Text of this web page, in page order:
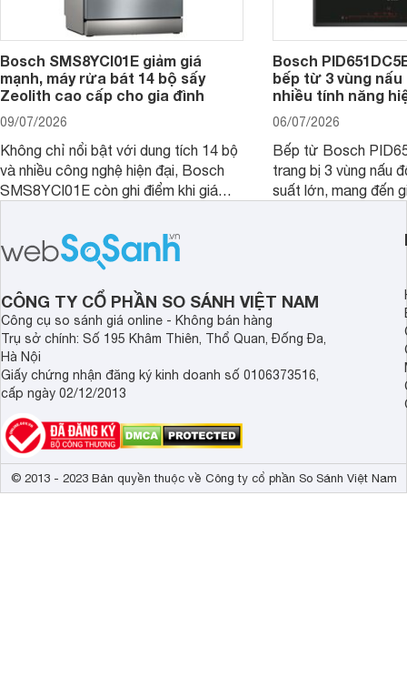
Bosch SMS8YCI01E giảm giá
mạnh, máy rửa bát 14 bộ sấy
Zeolith cao cấp cho gia đình
09/07/2026
Không chỉ nổi bật với dung tích 14 bộ
và nhiều công nghệ hiện đại, Bosch
SMS8YCI01E còn ghi điểm khi giá
thời điểm mới mở bán, mang lại tỷ lệ
giá trị/chi phí hấp dẫn hơn cho người
dùng đang tìm kiếm một mẫu máy rửa
bát cao cấp.
Bosch
bếp từ 3 vùng
nhiều tính năng
06/07/2026
Bếp từ Bosch
trang bị 3 vùng nấu
suất lớn, mang đến
CÔNG TY CỔ PHẦN SO SÁNH VIỆT NAM
Công cụ so sánh giá online - Không bán hàng
Trụ sở chính: Số 195 Khâm Thiên, Thổ Quan, Đống Đa,
Hà Nội
Giấy chứng nhận đăng ký kinh doanh số 0106373516,
cấp ngày 02/12/2013
© 2013 - 2023 Bản quyền thuộc về Công ty cổ phần So Sánh Việt Nam